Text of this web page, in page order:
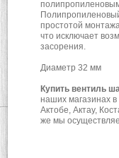
простотой
что исключает
засорения.
Диаметр 32 мм
Купить вентиль
наших магазинах
Актобе, Актау,
же мы